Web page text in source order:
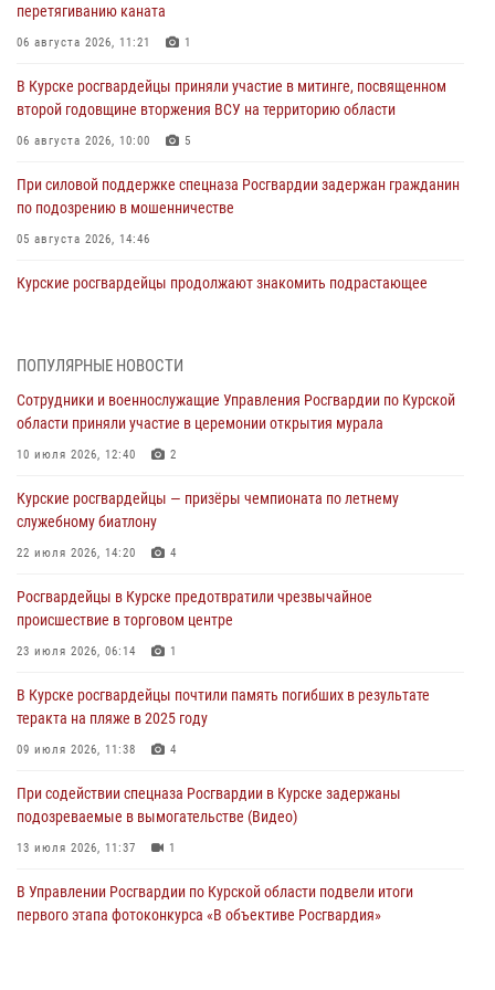
перетягиванию каната
06 августа 2026, 11:21 1
В Курске росгвардейцы приняли участие в митинге, посвященном
второй годовщине вторжения ВСУ на территорию области
06 августа 2026, 10:00 5
При силовой поддержке спецназа Росгвардии задержан гражданин
по подозрению в мошенничестве
05 августа 2026, 14:46
Курские росгвардейцы продолжают знакомить подрастающее
оздоровительных лагерях
05 августа 2026, 09:51
сбыта крупной партии наркотиков
04 августа 2026, 12:52
85 владельцев оружия
04 августа 2026, 07:00
297 выездов по сигналу «тревога»
03 августа 2026, 09:46
ПОПУЛЯРНЫЕ НОВОСТИ
Сотрудники и военнослужащие Управления Росгвардии по Курской
области приняли участие в церемонии открытия мурала
10 июля 2026, 12:40 2
Курские росгвардейцы — призёры чемпионата по летнему
служебному биатлону
22 июля 2026, 14:20 4
Росгвардейцы в Курске предотвратили чрезвычайное
происшествие в торговом центре
23 июля 2026, 06:14 1
В Курске росгвардейцы почтили память погибших в результате
теракта на пляже в 2025 году
09 июля 2026, 11:38 4
При содействии спецназа Росгвардии в Курске задержаны
подозреваемые в вымогательстве (Видео)
13 июля 2026, 11:37 1
В Управлении Росгвардии по Курской области подвели итоги
первого этапа фотоконкурса «В объективе Росгвардия»